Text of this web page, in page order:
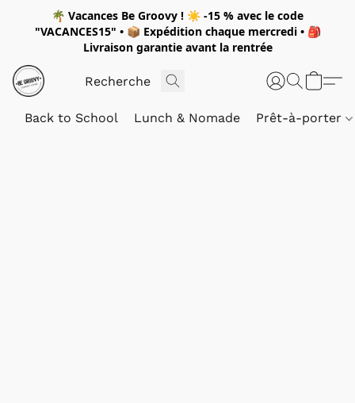
🌴 Vacances Be Groovy ! ☀️ -15 % avec le code
"VACANCES15" • 📦 Expédition chaque mercredi• 🎒
Livraison garantie avant la rentrée
Back to School Lunch & Nomade Prêt-à-porter